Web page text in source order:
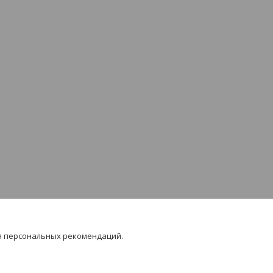
персональных рекомендаций.